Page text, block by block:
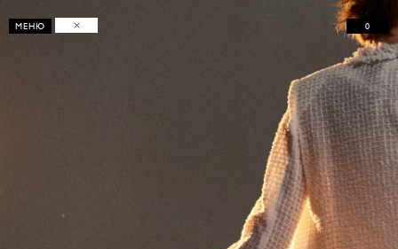
МЕНЮ 0